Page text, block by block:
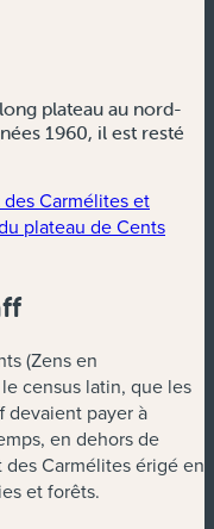
plateau au nord-
1960, il est resté
Carmélites et
plateau de Cents
(Zens en
census latin, que les
devaient payer à
en dehors de
Carmélites érigé en
et forêts.